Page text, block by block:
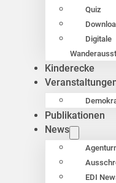
Quiz
Digitale
Kinderecke
Publikationen
News
EDI